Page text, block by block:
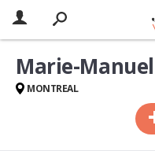
Marie-
MONTREAL